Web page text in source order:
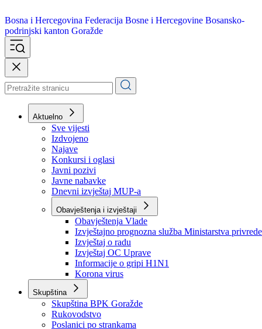
Bosna i Hercegovina
podrinjski kanton Goražde
Aktuelno
Sve vijesti
Izdvojeno
Najave
Konkursi i oglasi
Javni pozivi
Javne nabavke
Dnevni izvještaj MUP-a
Obavještenja i izvještaji
Obavještenja Vlade
Izvještajno prognozna služba Ministarstva privrede
Izvještaj o radu
Izvještaj OC Uprave
Informacije o gripi H1N1
Korona virus
Skupština